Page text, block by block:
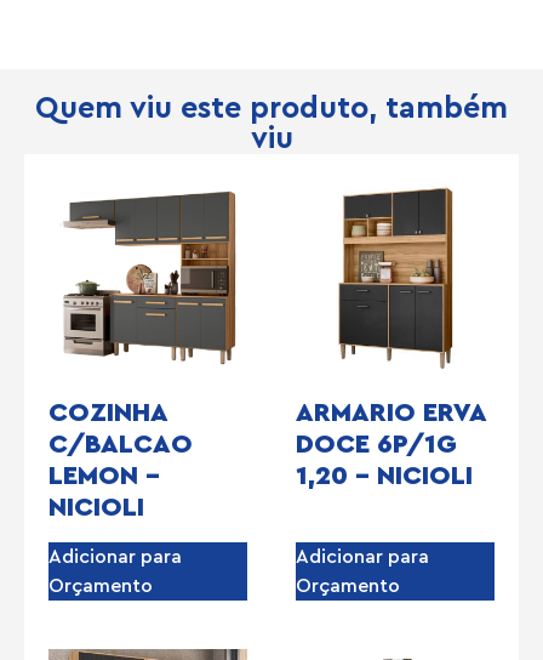
Quem viu este produto, também
viu
COZINHA
C/BALCAO
LEMON –
NICIOLI
Adicionar para
Orçamento
ARMARIO ERVA
DOCE 6P/1G
1,20 – NICIOLI
Adicionar para
Orçamento